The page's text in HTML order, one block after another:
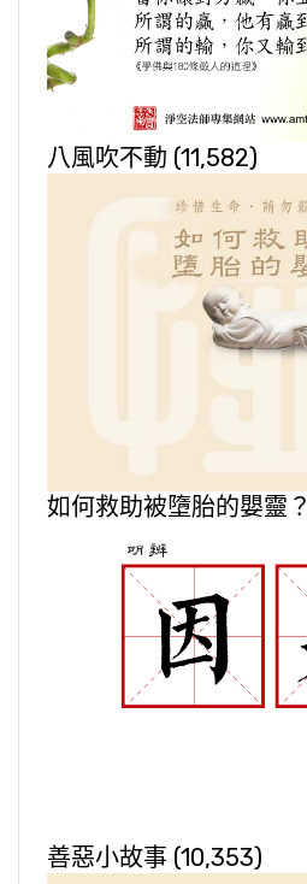
八風吹不動 (11,582)
如何救助被墮胎的嬰靈？
善惡小故事 (10,353)